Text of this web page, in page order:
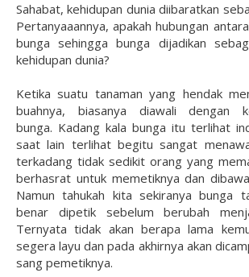
Sahabat, kehidupan dunia diibaratkan
Pertanyaaannya, apakah hubungan
bunga sehingga bunga dijadikan
kehidupan dunia?
Ketika suatu tanaman yang hendak
buahnya, biasanya diawali dengan
bunga. Kadang kala bunga itu terlihat
saat lain terlihat begitu sangat
terkadang tidak sedikit orang yang
berhasrat untuk memetiknya dan
Namun tahukah kita sekiranya bunga
benar dipetik sebelum berubah
Ternyata tidak akan berapa lama
segera layu dan pada akhirnya akan
sang pemetiknya.